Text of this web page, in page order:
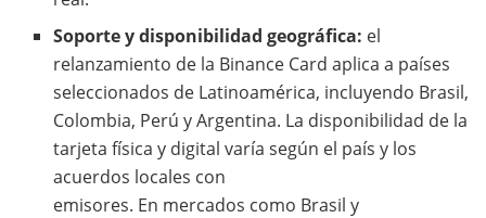
Soporte y disponibilidad geográfica: el
relanzamiento de la Binance Card aplica a países
seleccionados de Latinoamérica, incluyendo Brasil,
Colombia, Perú y Argentina. La disponibilidad de la
tarjeta física y digital varía según el país y los
acuerdos locales con
emisores. En mercados como Brasil y